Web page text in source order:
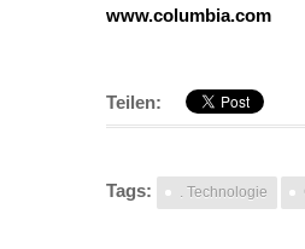
www.columbia.com
Teilen:
Tags: . Technologie